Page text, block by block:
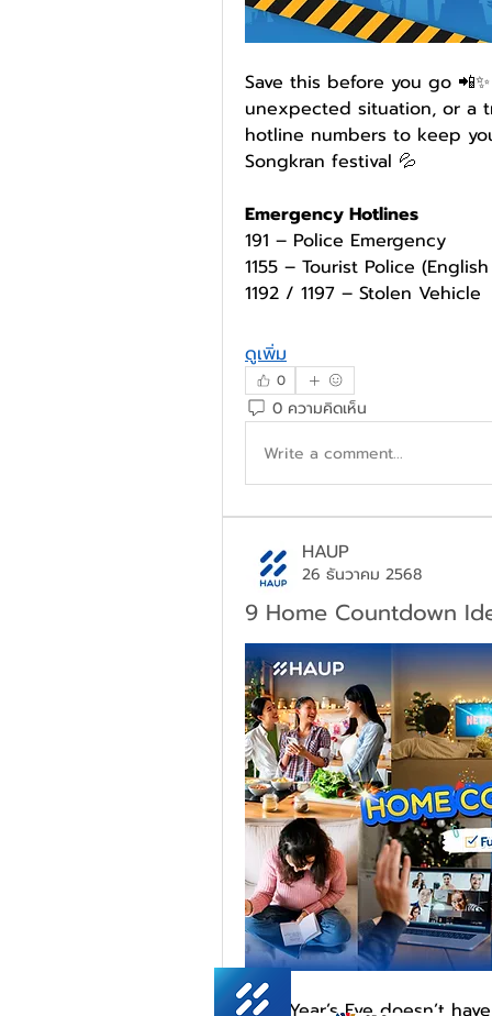
Save this before you go
unexpected situation, or a
hotline numbers to keep
Songkran festival 💦
Emergency Hotlines
191 – Police Emergency
1155 – Tourist Police
1192 / 1197 – Stolen Vehicle
ดูเพิ่ม
0
0 ความคิดเห็น
Write a comment...
HAUP
26 ธันวาคม 2568
9 Home Countdown
New Year’s Eve doesn’t